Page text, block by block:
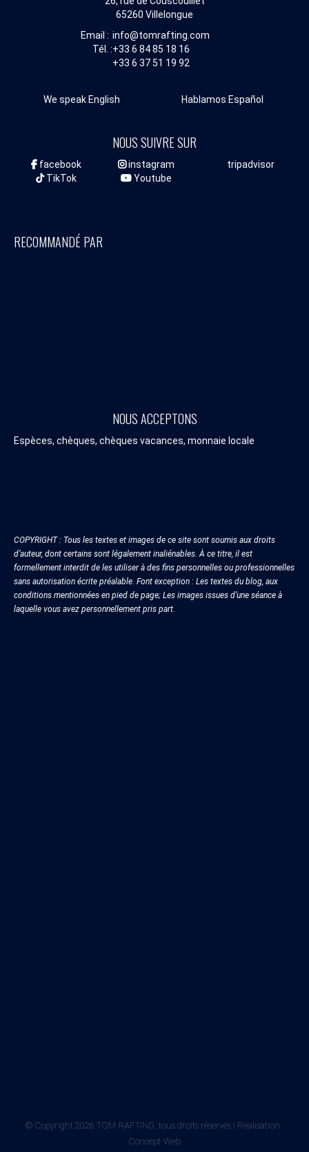
65260 Villelongue
Email : info@tomrafting.com
Tél. :+33 6 84 85 18 16
+33 6 37 51 19 92
We speak English Hablamos Español
NOUS SUIVRE SUR
facebook instagram
tripadvisor
TikTok
Youtube
RECOMMANDÉ PAR
NOUS ACCEPTONS
Espèces, chèques, chèques vacances, monnaie locale
COPYRIGHT : Tous les textes et images de ce site sont soumis aux droits
d’auteur, dont certains sont légalement inaliénables. À ce titre, il est
formellement interdit de les utiliser à des fins personnelles ou professionnelles
sans autorisation écrite préalable. Font exception : Les textes du blog, aux
conditions mentionnées en pied de page; Les images issues d’une séance à
laquelle vous avez personnellement pris part.
© Copyright 2026 TOM RAFTING, tous droits réservés | Réalisation :
Concept-Web